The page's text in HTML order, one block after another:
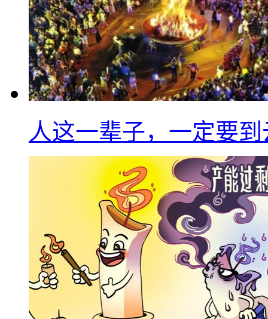
人这一辈子，一定要